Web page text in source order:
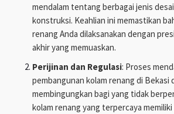
mendalam tentang berbagai jenis
konstruksi. Keahlian ini memastikan
renang Anda dilaksanakan dengan
akhir yang memuaskan.
Perijinan dan Regulasi: Proses
pembangunan kolam renang di Bekasi
membingungkan bagi yang tidak
kolam renang yang terpercaya